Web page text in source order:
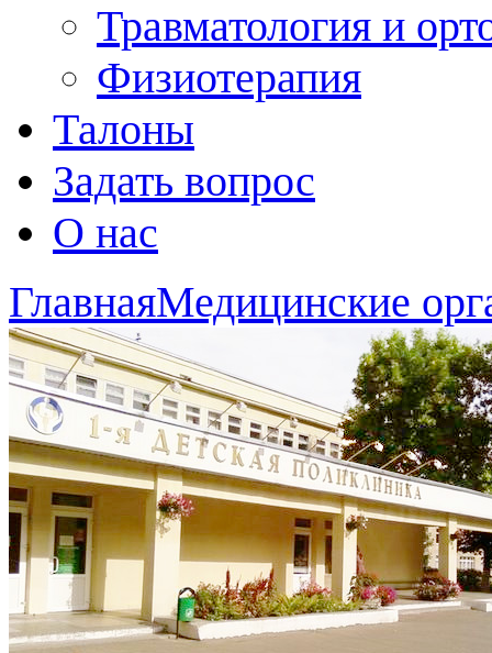
Травматология и
Физиотерапия
Талоны
Задать вопрос
О нас
ГлавнаяМедицинские